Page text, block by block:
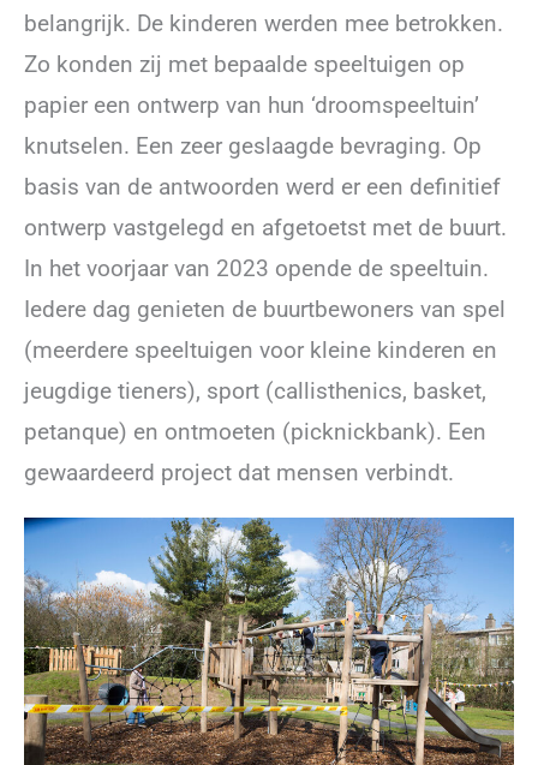
belangrijk. De kinderen werden mee betrokken.
Zo konden zij met bepaalde speeltuigen op
papier een ontwerp van hun ‘droomspeeltuin’
knutselen. Een zeer geslaagde bevraging. Op
basis van de antwoorden werd er een definitief
ontwerp vastgelegd en afgetoetst met de buurt.
In het voorjaar van 2023 opende de speeltuin.
Iedere dag genieten de buurtbewoners van spel
(meerdere speeltuigen voor kleine kinderen en
jeugdige tieners), sport (callisthenics, basket,
petanque) en ontmoeten (picknickbank). Een
gewaardeerd project dat mensen verbindt.